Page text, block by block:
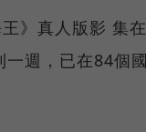
》真人版影
一週，已在84個